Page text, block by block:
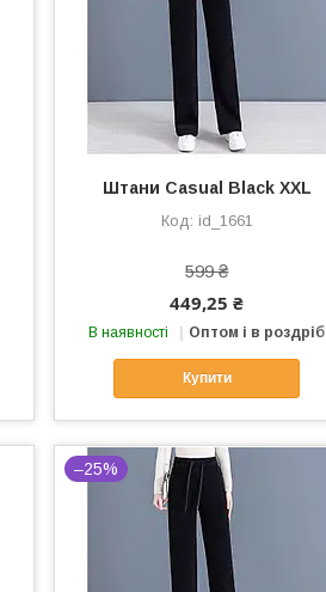
Штани Casual Black XXL
id_1661
599 ₴
449,25 ₴
В наявності Оптом і в роздріб
Купити
–25%